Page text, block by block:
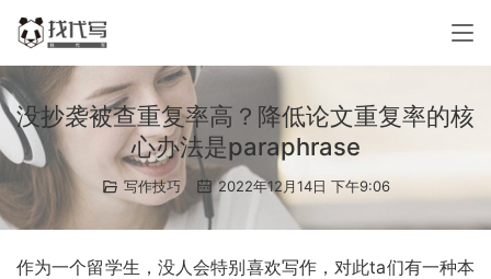
没抄袭被查重复率高？降低论文重复率的核
心办法是paraphrase
写作技巧 2022年12月14日 下午9:06
作为一个留学生，没人会特别喜欢写作，对此ta们有一种本